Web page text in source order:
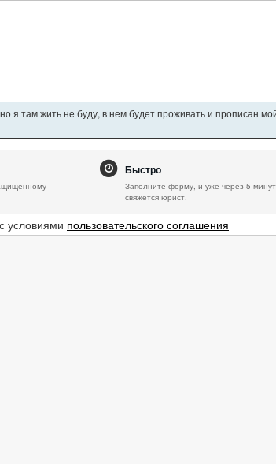
я там жить не буду, в нем будет проживать и прописан
Быстро
Заполните форму, и уже через 5
свяжется юрист.
условиями пользовательского соглашения